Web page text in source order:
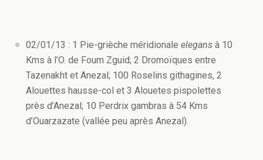
02/01/13 : 1 Pie-grièche méridionaleelegans à 10
Kms à l’O. de Foum Zguid; 2 Dromoïques entre
Tazenakht et Anezal; 100 Roselins githagines, 2
Alouettes hausse-col et 3 Alouetes pispolettes
près d’Anezal; 10 Perdrix gambras à 54 Kms
d’Ouarzazate (vallée peu après Anezal).